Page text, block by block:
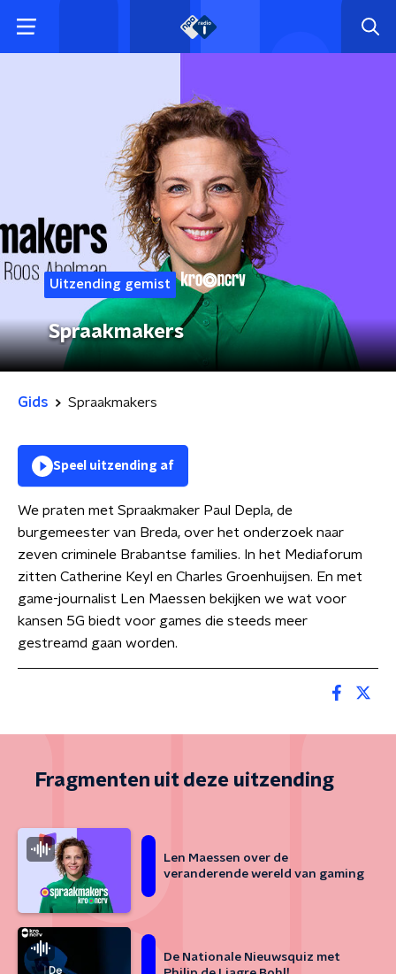
Uitzending gemist
Spraakmakers
Gids Spraakmakers
Speel uitzending af
We praten met Spraakmaker Paul Depla, de
burgemeester van Breda, over het onderzoek naar
zeven criminele Brabantse families. In het Mediaforum
zitten Catherine Keyl en Charles Groenhuijsen. En met
game-journalist Len Maessen bekijken we wat voor
kansen 5G biedt voor games die steeds meer
gestreamd gaan worden.
Fragmenten uit deze uitzending
Len Maessen over de
veranderende wereld van gaming
De Nationale Nieuwsquiz met